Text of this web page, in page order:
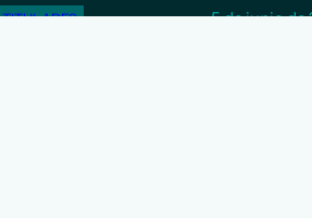
TITULARES 5 de junio de